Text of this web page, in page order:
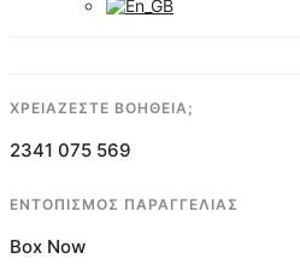
ΧΡΕΙΑΖΕΣΤΕ ΒΟΗΘΕΙΑ;
2341 075 569
ΕΝΤΟΠΙΣΜΟΣ ΠΑΡΑΓΓΕΛΙΑΣ
Box Now